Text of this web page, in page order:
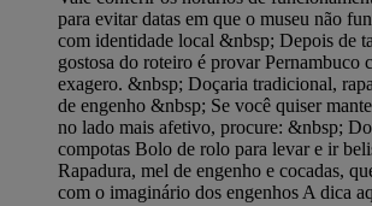
para evitar datas em que o museu não
com identidade local &nbsp; Depois de
gostosa do roteiro é provar Pernambuco
exagero. &nbsp; Doçaria tradicional,
de engenho &nbsp; Se você quiser
no lado mais afetivo, procure: &nbsp;
compotas Bolo de rolo para levar e ir
Rapadura, mel de engenho e cocadas,
com o imaginário dos engenhos A dica